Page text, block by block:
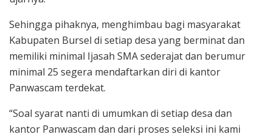
Sehingga pihaknya, menghimbau bagi masyarakat
Kabupaten Bursel di setiap desa yang berminat dan
memiliki minimal Ijasah SMA sederajat dan berumur
minimal 25 segera mendaftarkan diri di kantor
Panwascam terdekat.
“Soal syarat nanti di umumkan di setiap desa dan
kantor Panwascam dan dari proses seleksi ini kami